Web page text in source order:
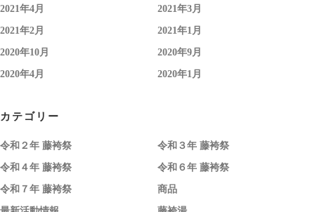
2021年4月 2021年3月
2021年2月 2021年1月
2020年10月 2020年9月
2020年4月 2020年1月
カテゴリー
令和２年 藤袴祭 令和３年 藤袴祭
令和４年 藤袴祭 令和６年 藤袴祭
令和７年 藤袴祭 商品